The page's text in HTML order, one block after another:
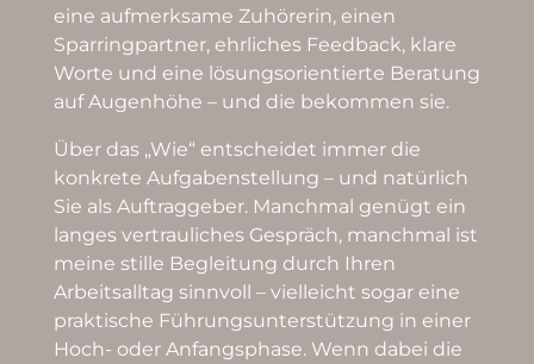
eine aufmerksame Zuhörerin, einen
Sparringpartner, ehrliches Feedback, klare
Worte und eine lösungsorientierte Beratung
auf Augenhöhe – und die bekommen sie.
Über das „Wie“ entscheidet immer die
konkrete Aufgabenstellung – und natürlich
Sie als Auftraggeber. Manchmal genügt ein
langes vertrauliches Gespräch, manchmal ist
meine stille Begleitung durch Ihren
Arbeitsalltag sinnvoll – vielleicht sogar eine
praktische Führungsunterstützung in einer
Hoch- oder Anfangsphase. Wenn dabei die